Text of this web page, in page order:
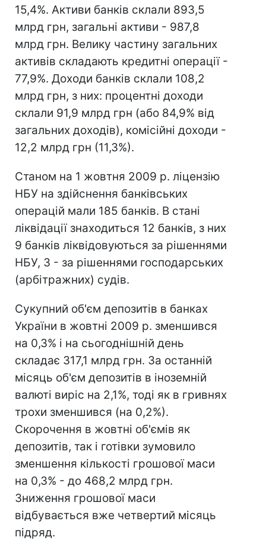
15,4%. Активи банків склали 893,5
млрд грн, загальні активи - 987,8
млрд грн. Велику частину загальних
активів складають кредитні операції -
77,9%. Доходи банків склали 108,2
млрд грн, з них: процентні доходи
склали 91,9 млрд грн (або 84,9% від
загальних доходів), комісійні доходи -
12,2 млрд грн (11,3%).
Станом на 1 жовтня 2009 р. ліцензію
НБУ на здійснення банківських
операцій мали 185 банків. В стані
ліквідації знаходиться 12 банків, з них
9 банків ліквідовуються за рішеннями
НБУ, 3 - за рішеннями господарських
(арбітражних) судів.
Сукупний об'єм депозитів в банках
України в жовтні 2009 р. зменшився
на 0,3% і на сьогоднішній день
складає 317,1 млрд грн. За останній
місяць об'єм депозитів в іноземній
валюті виріс на 2,1%, тоді як в гривнях
трохи зменшився (на 0,2%).
Скорочення в жовтні об'ємів як
депозитів, так і готівки зумовило
зменшення кількості грошової маси
на 0,3% - до 468,2 млрд грн.
Зниження грошової маси
відбувається вже четвертий місяць
підряд.